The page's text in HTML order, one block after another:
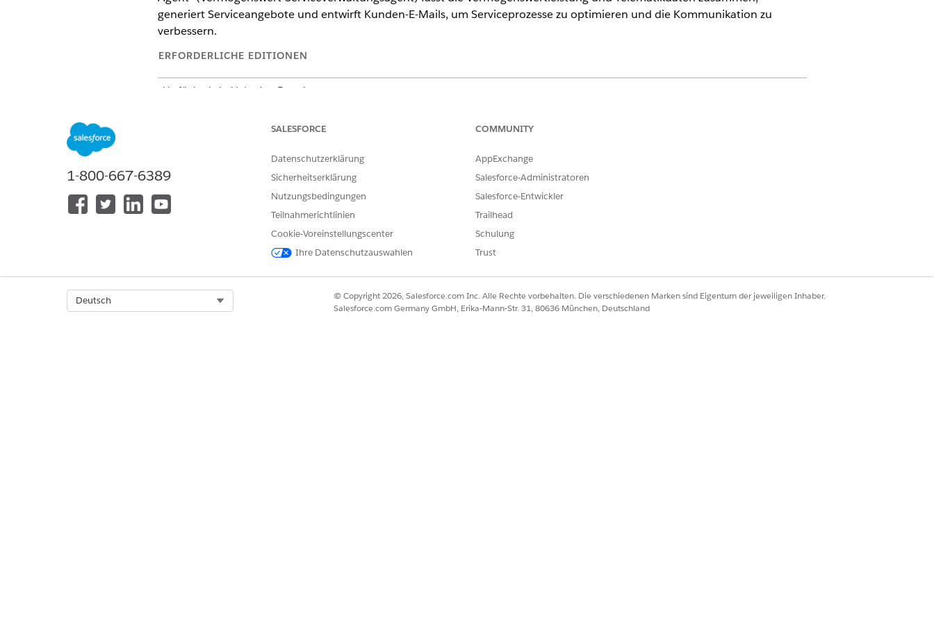
generiert Serviceangebote und entwirft Kunden-E-Mails, um Serviceprozesse zu optimieren und die Kommunikation zu
verbessern.
ERFORDERLICHE EDITIONEN
Verfügbarkeit: Lightning Experience
Agentforce 1 Automotive Edition enthalten. Für den Zugriff auf die Aktion muss jeder Benutzer über das Add-On "Agentforce für
Weitere Details finden Sie unter Asset Service Estimation (Serviceschätzung für Vermögenswerte).
KONNTEN SIE IHR PROBLEM MITHILFE DIESES ARTIKELS LÖSEN?
1-800-667-6389
SALESFORCE
Datenschutzerklärung
Sicherheitserklärung
Nutzungsbedingungen
Teilnahmerichtlinien
Cookie-Voreinstellungscenter
Ihre Datenschutzauswahlen
COMMUNITY
AppExchange
Salesforce-Administratoren
Salesforce-Entwickler
Trailhead
Schulung
Trust
Deutsch
© Copyright 2026, Salesforce.com Inc. Alle Rechte vorbehalten. Die verschiedenen Marken sind Eigentum der jeweiligen Inhaber.
Salesforce.com Germany GmbH, Erika-Mann-Str. 31, 80636 München, Deutschland